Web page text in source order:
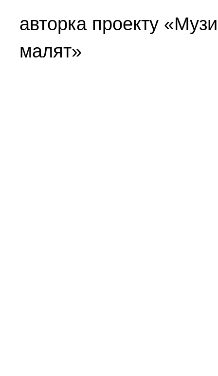
авторка проекту
малят»